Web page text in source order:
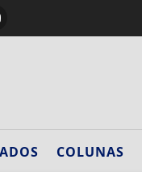
COLUNAS